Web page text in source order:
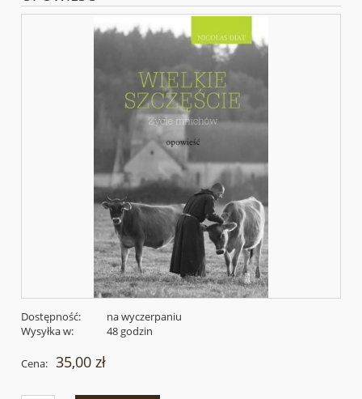
Dostępność:
na wyczerpaniu
Wysyłka w:
48 godzin
Cena: 35,00 zł